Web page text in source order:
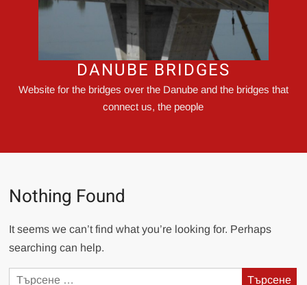
DANUBE BRIDGES
Website for the bridges over the Danube and the bridges that
connect us, the people
Nothing Found
It seems we can’t find what you’re looking for. Perhaps
searching can help.
Търсене